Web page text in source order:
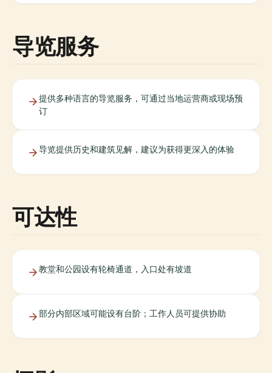
导览服务
提供多种语言的导览服务，可通过当地运营商或现场预
订
导览提供历史和建筑见解，建议为获得更深入的体验
可达性
教堂和公园设有轮椅通道，入口处有坡道
部分内部区域可能设有台阶；工作人员可提供协助